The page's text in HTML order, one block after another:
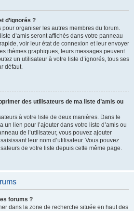
d’ignorés ?
organiser les autres membres du forum.
d’amis seront affichés dans votre panneau
voir leur état de connexion et leur envoyer
thèmes graphiques, leurs messages peuvent
un utilisateur à votre liste d’ignorés, tous ses
défaut.
des utilisateurs de ma liste d’amis ou
à votre liste de deux manières. Dans le
un lien pour l’ajouter dans votre liste d’amis ou
de l’utilisateur, vous pouvez ajouter
leur nom d’utilisateur. Vous pouvez
de votre liste depuis cette même page.
forums ?
dans la zone de recherche située en haut des